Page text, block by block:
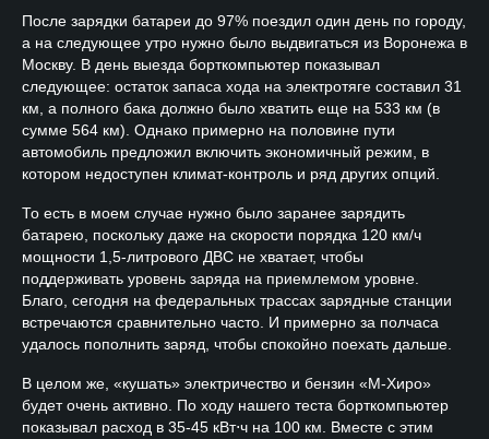
После зарядки батареи до 97% поездил один день по городу,
а на следующее утро нужно было выдвигаться из Воронежа в
Москву. В день выезда борткомпьютер показывал
следующее: остаток запаса хода на электротяге составил 31
км, а полного бака должно было хватить еще на 533 км (в
сумме 564 км). Однако примерно на половине пути
автомобиль предложил включить экономичный режим, в
котором недоступен климат-контроль и ряд других опций.
То есть в моем случае нужно было заранее зарядить
батарею, поскольку даже на скорости порядка 120 км/ч
мощности 1,5-литрового ДВС не хватает, чтобы
поддерживать уровень заряда на приемлемом уровне.
Благо, сегодня на федеральных трассах зарядные станции
встречаются сравнительно часто. И примерно за полчаса
удалось пополнить заряд, чтобы спокойно поехать дальше.
В целом же, «кушать» электричество и бензин «М-Хиро»
будет очень активно. По ходу нашего теста борткомпьютер
показывал расход в 35-45 кВт⋅ч на 100 км. Вместе с этим